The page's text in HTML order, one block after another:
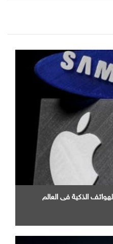
الذكية في العالم